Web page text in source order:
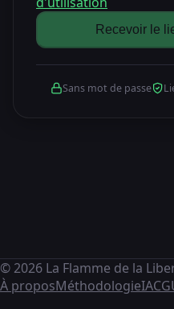
Recevoir le
Sans mot de passe
© 2026 La Flamme de la
À proposMéthodologieIA